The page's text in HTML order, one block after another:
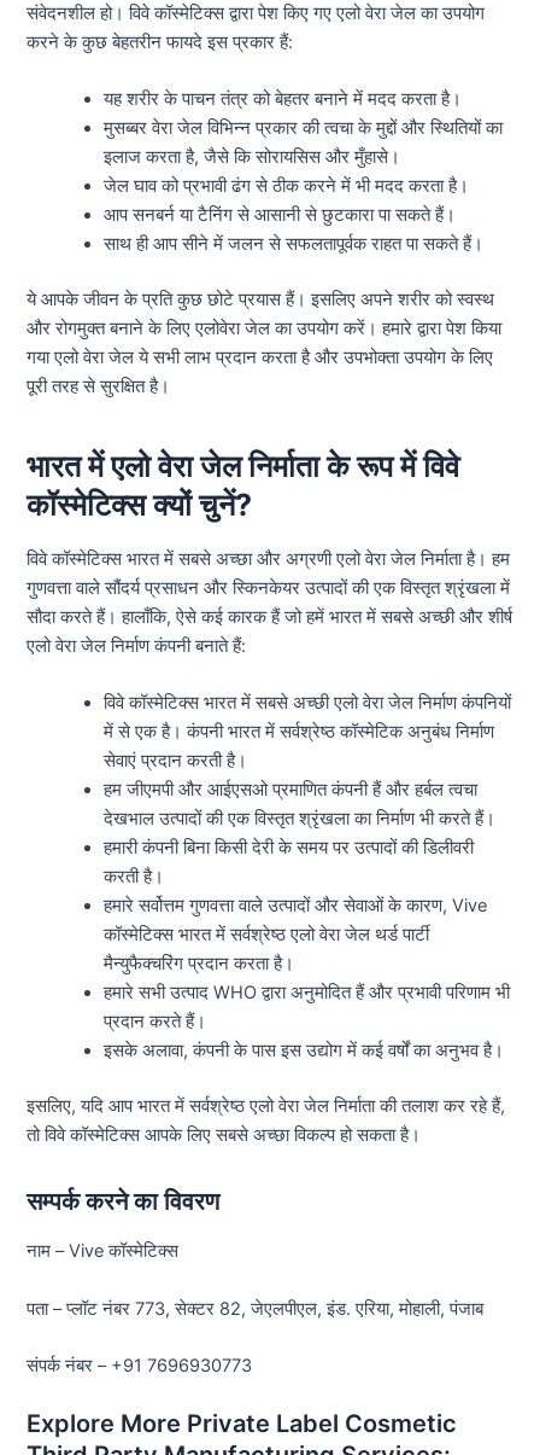
संवेदनशील हो। विवे कॉस्मेटिक्स द्वारा पेश किए गए एलो वेरा जेल का उपयोग
करने के कुछ बेहतरीन फायदे इस प्रकार हैं:
यह शरीर के पाचन तंत्र को बेहतर बनाने में मदद करता है।
मुसब्बर वेरा जेल विभिन्न प्रकार की त्वचा के मुद्दों और स्थितियों का
इलाज करता है, जैसे कि सोरायसिस और मुँहासे।
जेल घाव को प्रभावी ढंग से ठीक करने में भी मदद करता है।
आप सनबर्न या टैनिंग से आसानी से छुटकारा पा सकते हैं।
साथ ही आप सीने में जलन से सफलतापूर्वक राहत पा सकते हैं।
ये आपके जीवन के प्रति कुछ छोटे प्रयास हैं। इसलिए अपने शरीर को स्वस्थ
और रोगमुक्त बनाने के लिए एलोवेरा जेल का उपयोग करें। हमारे द्वारा पेश किया
गया एलो वेरा जेल ये सभी लाभ प्रदान करता है और उपभोक्ता उपयोग के लिए
पूरी तरह से सुरक्षित है।
भारत में एलो वेरा जेल निर्माता के रूप में विवे
कॉस्मेटिक्स क्यों चुनें?
विवे कॉस्मेटिक्स भारत में सबसे अच्छा और अग्रणी एलो वेरा जेल निर्माता है। हम
गुणवत्ता वाले सौंदर्य प्रसाधन और स्किनकेयर उत्पादों की एक विस्तृत श्रृंखला में
सौदा करते हैं। हालाँकि, ऐसे कई कारक हैं जो हमें भारत में सबसे अच्छी और शीर्ष
एलो वेरा जेल निर्माण कंपनी बनाते हैं:
विवे कॉस्मेटिक्स भारत में सबसे अच्छी एलो वेरा जेल निर्माण कंपनियों
में से एक है। कंपनी भारत में सर्वश्रेष्ठ कॉस्मेटिक अनुबंध निर्माण
सेवाएं प्रदान करती है।
हम जीएमपी और आईएसओ प्रमाणित कंपनी हैं और हर्बल त्वचा
देखभाल उत्पादों की एक विस्तृत श्रृंखला का निर्माण भी करते हैं।
हमारी कंपनी बिना किसी देरी के समय पर उत्पादों की डिलीवरी
करती है।
हमारे सर्वोत्तम गुणवत्ता वाले उत्पादों और सेवाओं के कारण, Vive
कॉस्मेटिक्स भारत में सर्वश्रेष्ठ एलो वेरा जेल थर्ड पार्टी
मैन्युफैक्चरिंग प्रदान करता है।
हमारे सभी उत्पाद WHO द्वारा अनुमोदित हैं और प्रभावी परिणाम भी
प्रदान करते हैं।
इसके अलावा, कंपनी के पास इस उद्योग में कई वर्षों का अनुभव है।
इसलिए, यदि आप भारत में सर्वश्रेष्ठ एलो वेरा जेल निर्माता की तलाश कर रहे हैं,
तो विवे कॉस्मेटिक्स आपके लिए सबसे अच्छा विकल्प हो सकता है।
सम्पर्क करने का विवरण
नाम – Vive कॉस्मेटिक्स
पता – प्लॉट नंबर 773, सेक्टर 82, जेएलपीएल, इंड. एरिया, मोहाली, पंजाब
संपर्क नंबर – +91 7696930773
Explore More Private Label Cosmetic